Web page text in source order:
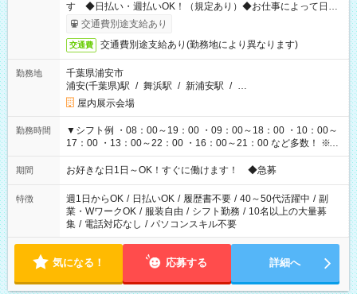
す ◆日払い・週払いOK！（規定あり）◆お仕事によって日給
も異なります
交通費別途支給あり
交通費 交通費別途支給あり(勤務地により異なります)
勤務地
千葉県浦安市
浦安(千葉県)駅 / 舞浜駅 / 新浦安駅 / …
屋内展示会場
勤務時間
▼シフト例 ・08：00～19：00 ・09：00～18：00 ・10：00～
17：00 ・13：00～22：00 ・16：00～21：00 など多数！ ※お
仕事により勤務時間が異なります
期間 お好きな日1日～OK！すぐに働けます！ ◆急募
特徴 週1日からOK / 日払いOK / 履歴書不要 / 40～50代活躍中 / 副
業・WワークOK / 服装自由 / シフト勤務 / 10名以上の大量募
集 / 電話対応なし / パソコンスキル不要
気になる！ 応募する 詳細へ